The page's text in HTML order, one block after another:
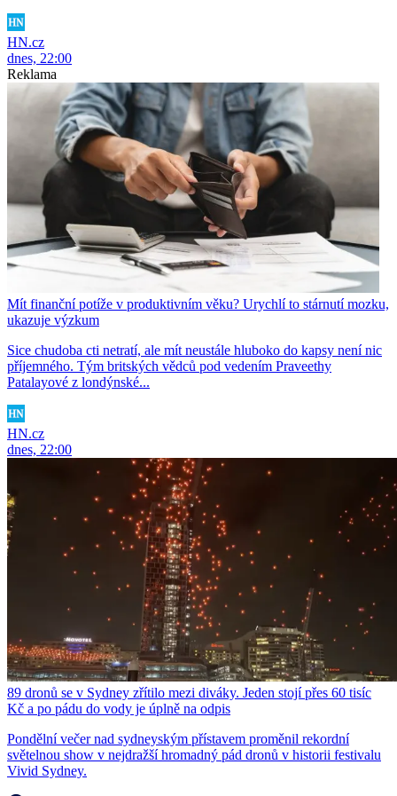
HN.cz
dnes, 22:00
Reklama
Mít finanční potíže v produktivním věku? Urychlí to stárnutí mozku,
ukazuje výzkum
Sice chudoba cti netratí, ale mít neustále hluboko do kapsy není nic
příjemného. Tým britských vědců pod vedením Praveethy
Patalayové z londýnské...
HN.cz
dnes, 22:00
89 dronů se v Sydney zřítilo mezi diváky. Jeden stojí přes 60 tisíc
Kč a po pádu do vody je úplně na odpis
Pondělní večer nad sydneyským přístavem proměnil rekordní
světelnou show v nejdražší hromadný pád dronů v historii festivalu
Vivid Sydney.